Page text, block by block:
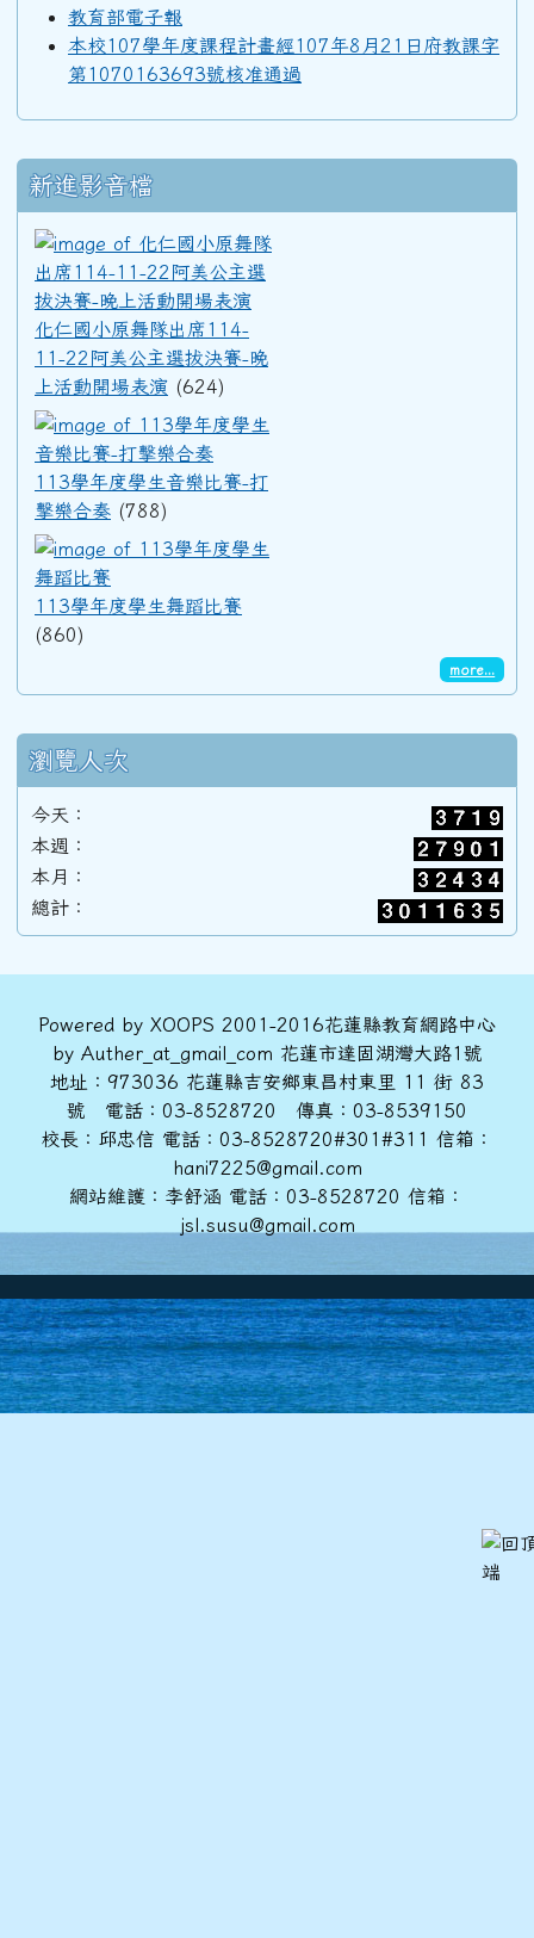
92學年度(93年6月)第34屆甲班
91學年度(92年6月)第33屆丁班
91學年度(92年6月)第33屆丙班
91學年度(92年6月)第33屆乙班
90學年度(91年6月)第32屆丙班
88學年度(89年6月)第30屆乙班
88學年度(89年6月)第30屆甲班
86學年度(87年6月)第28屆乙班
教育部電子報
本校107學年度課程計畫經107年8月21日府教課字
第1070163693號核准通過
新進影音檔
化仁國小原舞隊出席114-
11-22阿美公主選拔決賽-晚
上活動開場表演 (624)
113學年度學生音樂比賽-打
擊樂合奏 (788)
113學年度學生舞蹈比賽
(860)
more...
瀏覽人次
今天：
本週：
本月：
總計：
頁尾區域內容
Powered by XOOPS 2001-2016花蓮縣教育網路中心
by Auther_at_gmail_com 花蓮市達固湖灣大路1號
地址：973036 花蓮縣吉安鄉東昌村東里 11 街 83
號 電話：03-8528720 傳真：03-8539150
校長：邱忠信 電話：03-8528720#301#311 信箱：
hani7225@gmail.com
網站維護：李舒涵 電話：03-8528720 信箱：
jsl.susu@gmail.com